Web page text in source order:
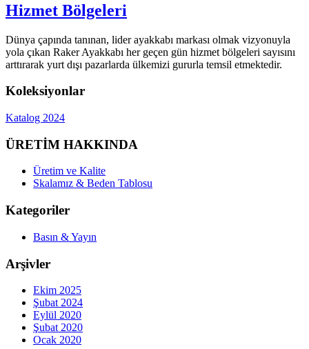
Hizmet Bölgeleri
Dünya çapında tanınan, lider ayakkabı markası olmak vizyonuyla
yola çıkan Raker Ayakkabı her geçen gün hizmet bölgeleri sayısını
arttırarak yurt dışı pazarlarda ülkemizi gururla temsil etmektedir.
Koleksiyonlar
Katalog 2024
ÜRETİM HAKKINDA
Üretim ve Kalite
Skalamız & Beden Tablosu
Kategoriler
Basın & Yayın
Arşivler
Ekim 2025
Şubat 2024
Eylül 2020
Şubat 2020
Ocak 2020